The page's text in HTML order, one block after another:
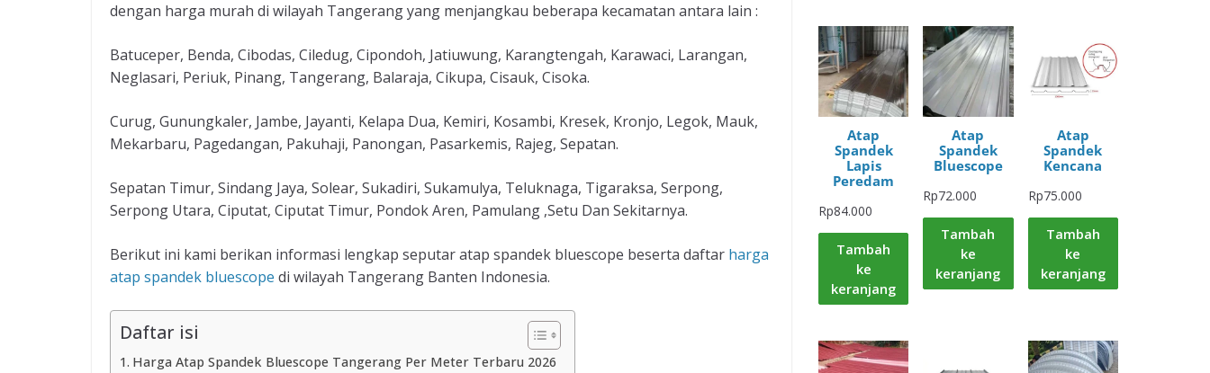
dengan harga murah di wilayah Tangerang yang menjangkau beberapa kecamatan antara lain :
Batuceper, Benda, Cibodas, Ciledug, Cipondoh, Jatiuwung, Karangtengah, Karawaci, Larangan,
Neglasari, Periuk, Pinang, Tangerang, Balaraja, Cikupa, Cisauk, Cisoka.
Curug, Gunungkaler, Jambe, Jayanti, Kelapa Dua, Kemiri, Kosambi, Kresek, Kronjo, Legok, Mauk,
Mekarbaru, Pagedangan, Pakuhaji, Panongan, Pasarkemis, Rajeg, Sepatan.
Sepatan Timur, Sindang Jaya, Solear, Sukadiri, Sukamulya, Teluknaga, Tigaraksa, Serpong,
Serpong Utara, Ciputat, Ciputat Timur, Pondok Aren, Pamulang ,Setu Dan Sekitarnya.
Berikut ini kami berikan informasi lengkap seputar atap spandek bluescope beserta daftar harga
atap spandek bluescope di wilayah Tangerang Banten Indonesia.
Daftar isi
Harga Atap Spandek Bluescope Tangerang Per Meter Terbaru 2026
Atap
Spandek
Lapis
Peredam
Rp84.000
Tambah
ke
keranjang
Atap
Spandek
Bluescope
Rp72.000
Tambah
ke
keranjang
Atap
Spandek
Kencana
Rp75.000
Tambah
ke
keranjang